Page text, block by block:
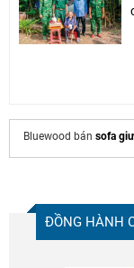
Bluewood bán sofa
ĐỒNG HÀNH